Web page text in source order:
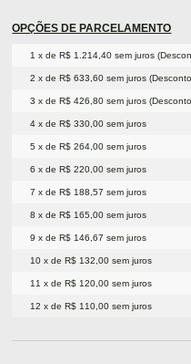
OPÇÕES DE PARCELAMENTO
1 x de R$ 1.214,40 sem juros
2 x de R$ 633,60 sem juros
3 x de R$ 426,80 sem juros
4 x de R$ 330,00 sem juros
5 x de R$ 264,00 sem juros
6 x de R$ 220,00 sem juros
7 x de R$ 188,57 sem juros
8 x de R$ 165,00 sem juros
9 x de R$ 146,67 sem juros
10 x de R$ 132,00 sem juros
11 x de R$ 120,00 sem juros
12 x de R$ 110,00 sem juros